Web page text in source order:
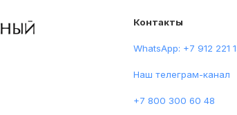
Контакты
WhatsApp: +7 912 221
Наш телеграм-канал
+7 800 300 60 48